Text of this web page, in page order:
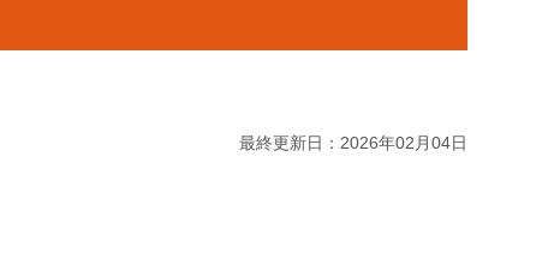
最終更新日：2026年02月04日